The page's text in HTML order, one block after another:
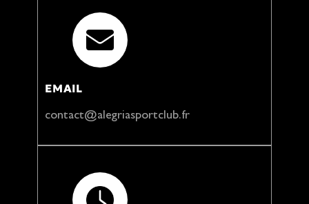
EMAIL
contact@alegriasportclub.fr